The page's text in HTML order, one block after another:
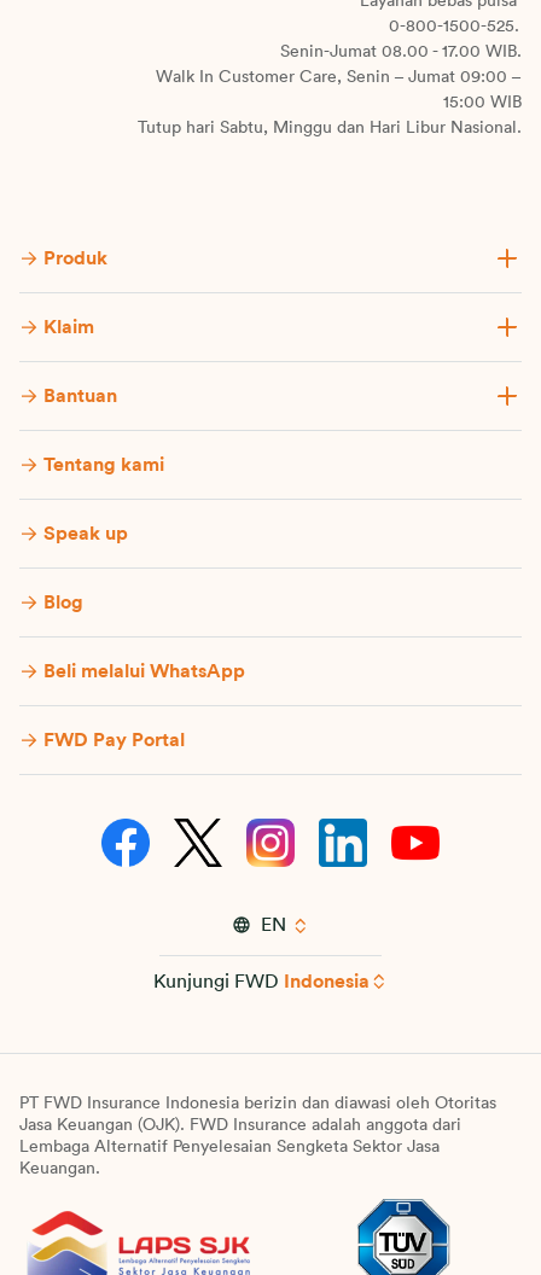
0-800-1500-525.
Senin-Jumat 08.00 - 17.00 WIB.
Walk In Customer Care, Senin – Jumat 09:00 –
15:00 WIB
Tutup hari Sabtu, Minggu dan Hari Libur Nasional.
Produk
Klaim
Bantuan
Tentang kami
Speak up
Blog
Beli melalui WhatsApp
FWD Pay Portal
EN
Kunjungi FWD Indonesia
PT FWD Insurance Indonesia berizin dan diawasi oleh Otoritas
Jasa Keuangan (OJK). FWD Insurance adalah anggota dari
Lembaga Alternatif Penyelesaian Sengketa Sektor Jasa
Keuangan.